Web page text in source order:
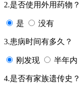
2.是否使用外用药物？
是 没有
3.患病时间有多久？
刚发现 半年内
4.是否有家族遗传史？